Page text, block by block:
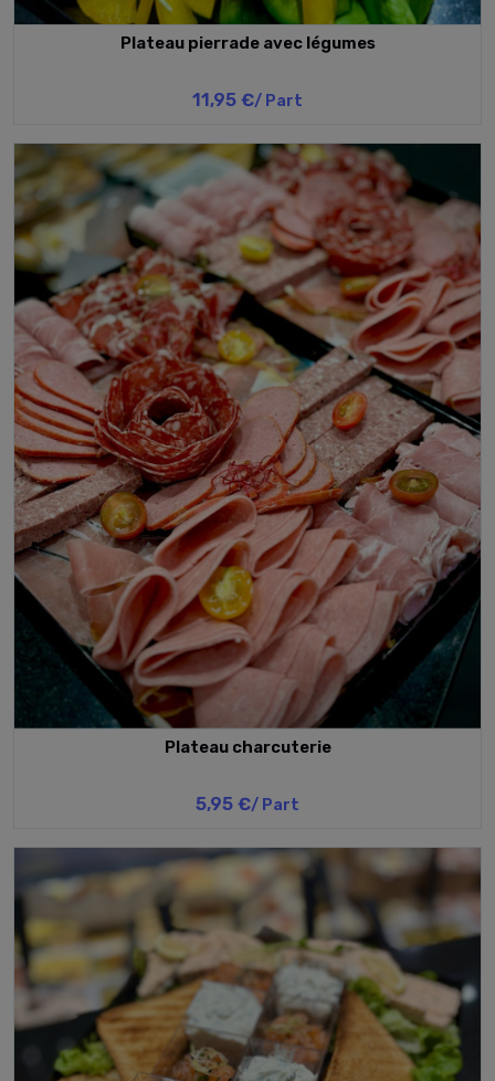
Plateau pierrade avec légumes
11,95 €/ Part
Plateau charcuterie
5,95 €/ Part